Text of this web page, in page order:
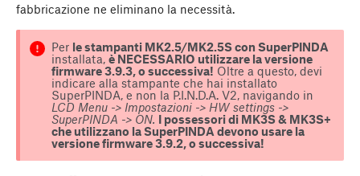
fabbricazione ne eliminano la necessità.
Per le stampanti MK2.5/MK2.5S con SuperPINDA
installata, è NECESSARIO utilizzare la versione
firmware 3.9.3, o successiva! Oltre a questo, devi
indicare alla stampante che hai installato
SuperPINDA, e non la P.I.N.D.A. V2, navigando in
LCD Menu -> Impostazioni -> HW settings ->
SuperPINDA -> ON. I possessori di MK3S & MK3S+
che utilizzano la SuperPINDA devono usare la
versione firmware 3.9.2, o successiva!